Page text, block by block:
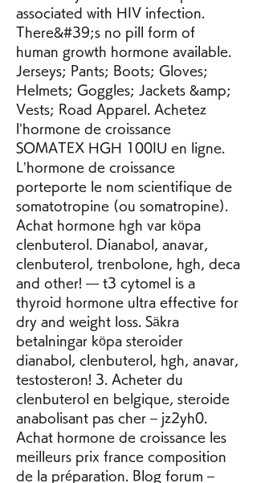
associated with HIV infection.
There&#39;s no pill form of
human growth hormone available.
Jerseys; Pants; Boots; Gloves;
Helmets; Goggles; Jackets &amp;
Vests; Road Apparel. Achetez
l’hormone de croissance
SOMATEX HGH 100IU en ligne.
L’hormone de croissance
porteporte le nom scientifique de
somatotropine (ou somatropine).
Achat hormone hgh var köpa
clenbuterol. Dianabol, anavar,
clenbuterol, trenbolone, hgh, deca
and other! — t3 cytomel is a
thyroid hormone ultra effective for
dry and weight loss. Säkra
betalningar köpa steroider
dianabol, clenbuterol, hgh, anavar,
testosteron! 3. Acheter du
clenbuterol en belgique, steroide
anabolisant pas cher – jz2yh0.
Achat hormone de croissance les
meilleurs prix france composition
de la préparation. Blog forum –